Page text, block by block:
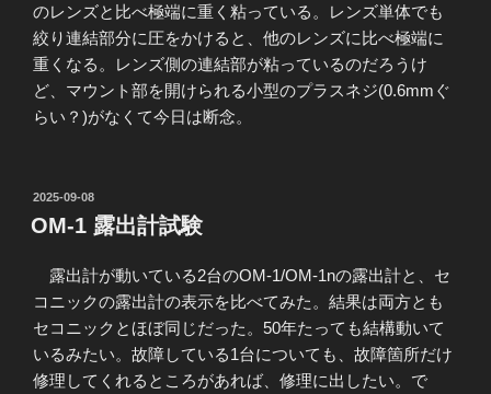
のレンズと比べ極端に重く粘っている。レンズ単体でも
絞り連結部分に圧をかけると、他のレンズに比べ極端に
重くなる。レンズ側の連結部が粘っているのだろうけ
ど、マウント部を開けられる小型のプラスネジ(0.6mmぐ
らい？)がなくて今日は断念。
投
稿
日:
2025-09-08
OM-1 露出計試験
露出計が動いている2台のOM-1/OM-1nの露出計と、セ
コニックの露出計の表示を比べてみた。結果は両方とも
セコニックとほぼ同じだった。50年たっても結構動いて
いるみたい。故障している1台についても、故障箇所だけ
修理してくれるところがあれば、修理に出したい。で